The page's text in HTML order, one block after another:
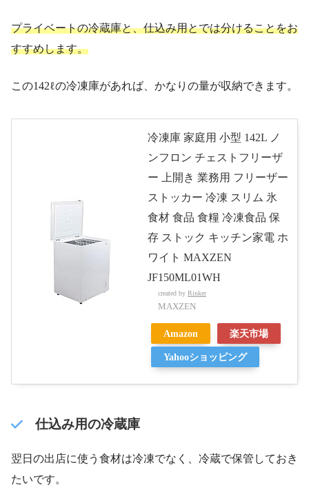
プライベートの冷蔵庫と、仕込み用とでは分けることをお
すすめします。
この142ℓの冷凍庫があれば、かなりの量が収納できます。
冷凍庫 家庭用 小型 142L ノ
ンフロン チェストフリーザ
ー 上開き 業務用 フリーザー
ストッカー 冷凍 スリム 氷
食材 食品 食糧 冷凍食品 保
存 ストック キッチン家電 ホ
ワイト MAXZEN
JF150ML01WH
created by Rinker
MAXZEN
Amazon 楽天市場
Yahooショッピング
仕込み用の冷蔵庫
翌日の出店に使う食材は冷凍でなく、冷蔵で保管しておき
たいです。